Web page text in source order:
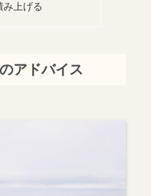
み上げる
アドバイス